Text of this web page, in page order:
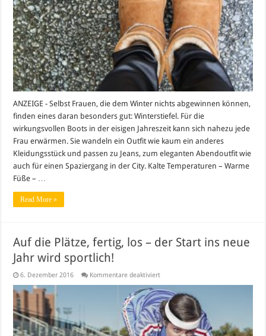
ANZEIGE - Selbst Frauen, die dem Winter nichts abgewinnen können,
finden eines daran besonders gut: Winterstiefel. Für die
wirkungsvollen Boots in der eisigen Jahreszeit kann sich nahezu jede
Frau erwärmen. Sie wandeln ein Outfit wie kaum ein anderes
Kleidungsstück und passen zu Jeans, zum eleganten Abendoutfit wie
auch für einen Spaziergang in der City. Kalte Temperaturen – Warme
Füße – …
Read More »
Auf die Plätze, fertig, los – der Start ins neue
Jahr wird sportlich!
6. Dezember 2016 Kommentare deaktiviertfür
die
Plätze,
fertig,
los
–
der